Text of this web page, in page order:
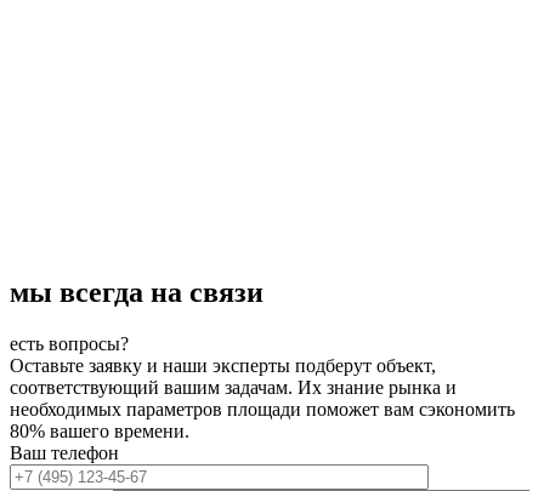
мы всегда на связи
есть вопросы?
Оставьте заявку и наши эксперты подберут объект,
соответствующий вашим задачам. Их знание рынка и
необходимых параметров площади поможет вам сэкономить
80% вашего времени.
Ваш телефон